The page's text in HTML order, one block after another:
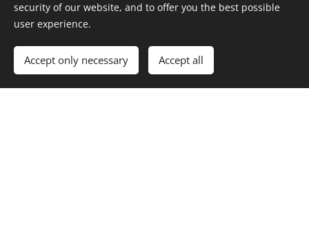
slavnostech, Ars Organi v Nitře, Bratislavském
varhanním festivale, Varhanních dnech Jozefa
Grešáka v Bardejově, Mezinárodním varhanním
festivalu Ivana Sokola v Košicích, Slovenských
security of our website, and to offer you the best possible
user experience.
Accept only necessary Accept all